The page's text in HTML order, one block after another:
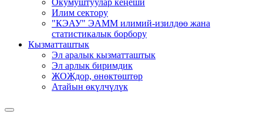
Окумуштуулар кеңеши
Илим сектору
"КЭАУ" ЭАММ илимий-изилдөө жана
статистикалык борбору
Кызматташтык
Эл аралык кызматташтык
Эл арлык биримдик
ЖОЖдор, өнөктөштөр
Атайын өкүлчүлүк